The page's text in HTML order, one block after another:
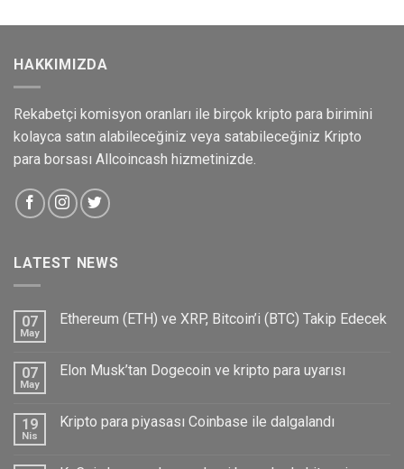
HAKKIMIZDA
Rekabetçi komisyon oranları ile birçok kripto para birimini
kolayca satın alabileceğiniz veya satabileceğiniz Kripto
para borsası Allcoincash hizmetinizde.
LATEST NEWS
07
May
Ethereum (ETH) ve XRP, Bitcoin’i (BTC) Takip Edecek
07
May
Elon Musk’tan Dogecoin ve kripto para uyarısı
19
Nis
Kripto para piyasası Coinbase ile dalgalandı